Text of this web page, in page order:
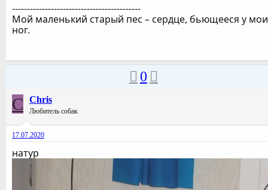
-------------------------------------------
Мой маленький старый пес – сердце, бьющееся у
ног.
0
C Chris
Любитель собак
17.07.2020
натур